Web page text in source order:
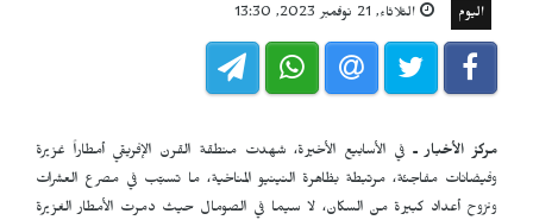
اليوم الثلاثاء, 21 نوفمبر 2023, 13:30
مركز الأخبار ـفي الأسابيع الأخيرة، شهدت منطقة القرن الإفريقي أمطاراً غزيرة
وفيضانات مفاجئة، مرتبطة بظاهرة النينيو المناخية، ما تسبّب في مصرع العشرات
ونزوح أعداد كبيرة من السكان، لا سيما في الصومال حيث دمرت الأمطار الغزيرة